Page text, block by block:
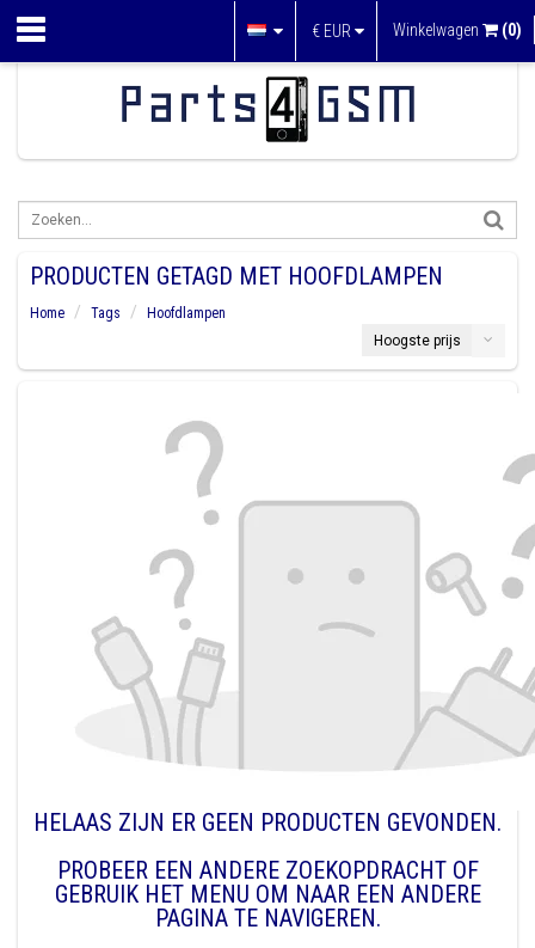
€ EUR Winkelwagen (0)
PRODUCTEN GETAGD MET HOOFDLAMPEN
Home Tags
Hoofdlampen
Hoogste prijs
HELAAS ZIJN ER GEEN PRODUCTEN GEVONDEN.
PROBEER EEN ANDERE ZOEKOPDRACHT OF
GEBRUIK HET MENU OM NAAR EEN ANDERE
PAGINA TE NAVIGEREN.